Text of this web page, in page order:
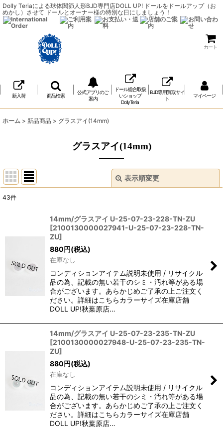
Dolly Teriaによる球体関節人形BJD専門店DOLL UP! ドールをドールアップ（お
めかし）させて ドールとオーナー様の特別な日にしましょう！
カート
新入荷 商品検索
公式アプリのご
案内
ドール総合取扱
いショップ
DollyTeria
BJD専用買取サイ
ト
マイページ
ホーム > 新品商品 > グラスアイ(14mm)
グラスアイ(14mm)
表示順変更
絞り込む
43件
14mm/グラスアイ U-25-07-23-228-TN-ZU
[2100130000027941-U-25-07-23-228-TN-
ZU]
880円(税込)
在庫なし
コンディションアイテム説明未使用 / リサイクル
品の為、記載の無い若干のシミ・汚れ等がある場
合がございます。あらかじめご了承の上ご注文く
ださい。詳細はこちらカラーサイズ在庫店舗
DOLL UP!秋葉原店…
14mm/グラスアイ U-25-07-23-235-TN-ZU
[2100130000027948-U-25-07-23-235-TN-
ZU]
880円(税込)
在庫なし
コンディションアイテム説明未使用 / リサイクル
品の為、記載の無い若干のシミ・汚れ等がある場
合がございます。あらかじめご了承の上ご注文く
ださい。詳細はこちらカラーサイズ在庫店舗
DOLL UP!秋葉原店…